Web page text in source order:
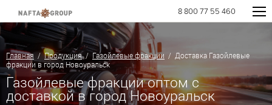
8 800 77 55 460
Главная /Продукция/ Газойлевые фракции / Доставка Газойлевые
фракции в город Новоуральск
Газойлевые фракции оптом с
доставкой в город Новоуральск